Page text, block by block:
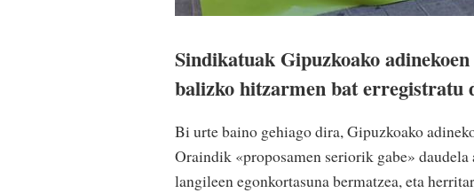
Sindikatuak Gipuzkoako
balizko hitzarmen bat erregistratu
Bi urte baino gehiago dira, Gipuzkoako
Oraindik «proposamen seriorik gabe»
langileen egonkortasuna bermatzea, eta